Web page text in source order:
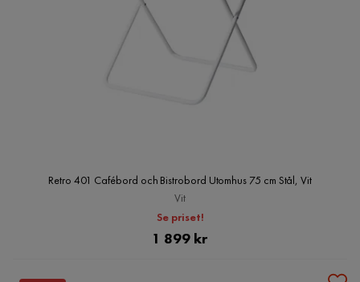
Retro 401 Cafébord och Bistrobord Utomhus 75 cm Stål, Vit
Vit
Se priset!
Pris
1 899 kr